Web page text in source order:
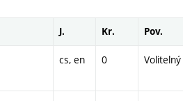
J. Kr. Pov.
cs, en 0 Volitelný